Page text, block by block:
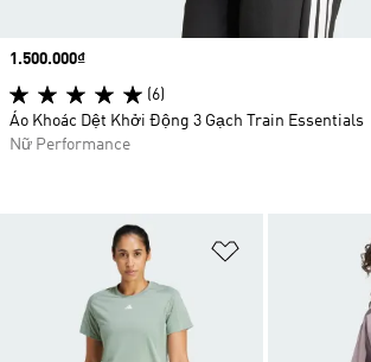
Add to Wishlist
Price
1.500.000₫
(6)
Áo Khoác Dệt Khởi Động 3 Gạch Train Essentials
Nữ Performance